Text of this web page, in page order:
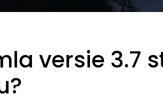
versie 3.7